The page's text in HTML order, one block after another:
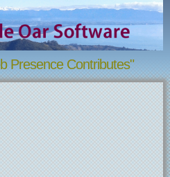
Presence Contributes"